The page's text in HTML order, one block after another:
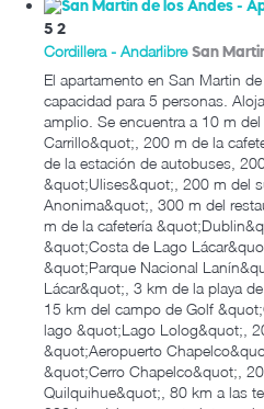
5 2
Cordillera - Andarlibre San
El apartamento en San Martin
capacidad para 5 personas.
amplio. Se encuentra a 10 m
Carrillo&quot;, 200 m de la
de la estación de autobuses,
&quot;Ulises&quot;, 200 m del
Anonima&quot;, 300 m del
m de la cafetería
&quot;Costa de Lago
&quot;Parque Nacional
Lácar&quot;, 3 km de la playa
15 km del campo de Golf
lago &quot;Lago Lolog&quot;,
&quot;Aeropuerto
&quot;Cerro Chapelco&quot;,
Quilquihue&quot;, 80 km a las